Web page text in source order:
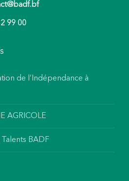
99 00
de l’Indépendance à
AGRICOLE
BADF